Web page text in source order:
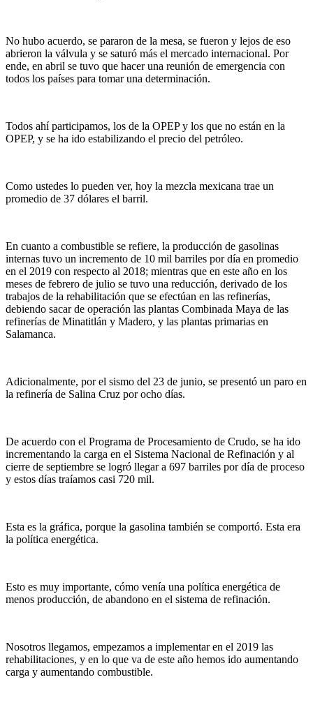
No hubo acuerdo, se pararon de la mesa, se fueron y lejos de eso
abrieron la válvula y se saturó más el mercado internacional. Por
ende, en abril se tuvo que hacer una reunión de emergencia con
todos los países para tomar una determinación.
Todos ahí participamos, los de la OPEP y los que no están en la
OPEP, y se ha ido estabilizando el precio del petróleo.
Como ustedes lo pueden ver, hoy la mezcla mexicana trae un
promedio de 37 dólares el barril.
En cuanto a combustible se refiere, la producción de gasolinas
internas tuvo un incremento de 10 mil barriles por día en promedio
en el 2019 con respecto al 2018; mientras que en este año en los
meses de febrero de julio se tuvo una reducción, derivado de los
trabajos de la rehabilitación que se efectúan en las refinerías,
debiendo sacar de operación las plantas Combinada Maya de las
refinerías de Minatitlán y Madero, y las plantas primarias en
Salamanca.
Adicionalmente, por el sismo del 23 de junio, se presentó un paro en
la refinería de Salina Cruz por ocho días.
De acuerdo con el Programa de Procesamiento de Crudo, se ha ido
incrementando la carga en el Sistema Nacional de Refinación y al
cierre de septiembre se logró llegar a 697 barriles por día de proceso
y estos días traíamos casi 720 mil.
Esta es la gráfica, porque la gasolina también se comportó. Esta era
la política energética.
Esto es muy importante, cómo venía una política energética de
menos producción, de abandono en el sistema de refinación.
Nosotros llegamos, empezamos a implementar en el 2019 las
rehabilitaciones, y en lo que va de este año hemos ido aumentando
carga y aumentando combustible.